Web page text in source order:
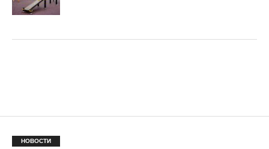
НОВОСТИ